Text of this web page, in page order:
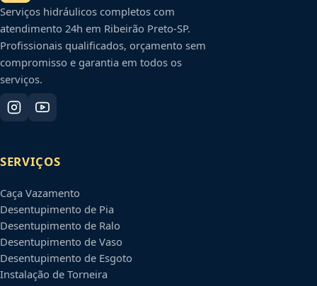
Serviços hidráulicos completos com
atendimento 24h em Ribeirão Preto-SP.
Profissionais qualificados, orçamento sem
compromisso e garantia em todos os
serviços.
SERVIÇOS
Caça Vazamento
Desentupimento de Pia
Desentupimento de Ralo
Desentupimento de Vaso
Desentupimento de Esgoto
Instalação de Torneira